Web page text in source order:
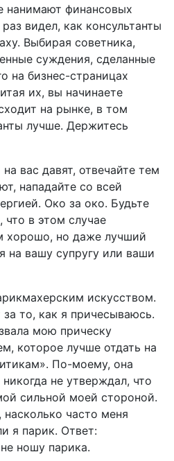
нанимают финансовых
видел, как консультанты
Выбирая советника,
суждения, сделанные
на бизнес-страницах
их, вы начинаете
на рынке, в том
лучше. Держитесь
вас давят, отвечайте тем
нападайте со всей
Око за око. Будьте
в этом случае
хорошо, но даже лучший
на вашу супругу или ваши
искусством.
то, как я причесываюсь.
мою прическу
которое лучше отдать на
По-моему, она
не утверждал, что
сильной моей стороной.
часто меня
я парик. Ответ:
ношу парика.